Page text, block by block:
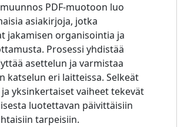
muunnos PDF-muotoon luo
​​asiakirjoja, jotka
jakamisen organisointia ja
Prosessi yhdistää
asettelun ja varmistaa
katselun eri laitteissa. Selkeät
yksinkertaiset vaiheet tekevät
luotettavan päivittäisiin
tarpeisiin.